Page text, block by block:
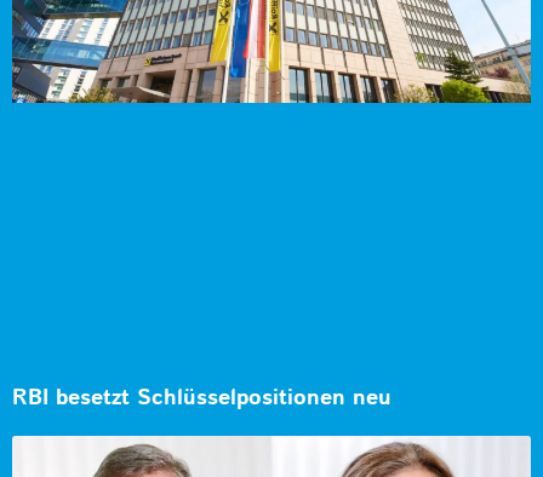
RBI besetzt Schlüsselpositionen neu